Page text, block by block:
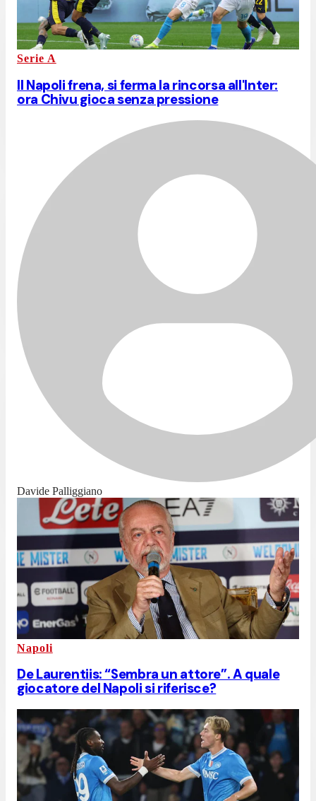
Serie A
Il Napoli frena, si ferma la rincorsa all'Inter:
ora Chivu gioca senza pressione
Davide Palliggiano
Napoli
De Laurentiis: “Sembra un attore”. A quale
giocatore del Napoli si riferisce?